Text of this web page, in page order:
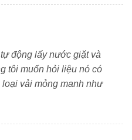
bột giặt, nước
Dispenser
dịch: nước giặt, nước xả
Đảm bảo việc sử dụng
phí và thời gian.
động lấy nước giặt và
tôi muốn hỏi liệu nó có
vải mỏng manh như